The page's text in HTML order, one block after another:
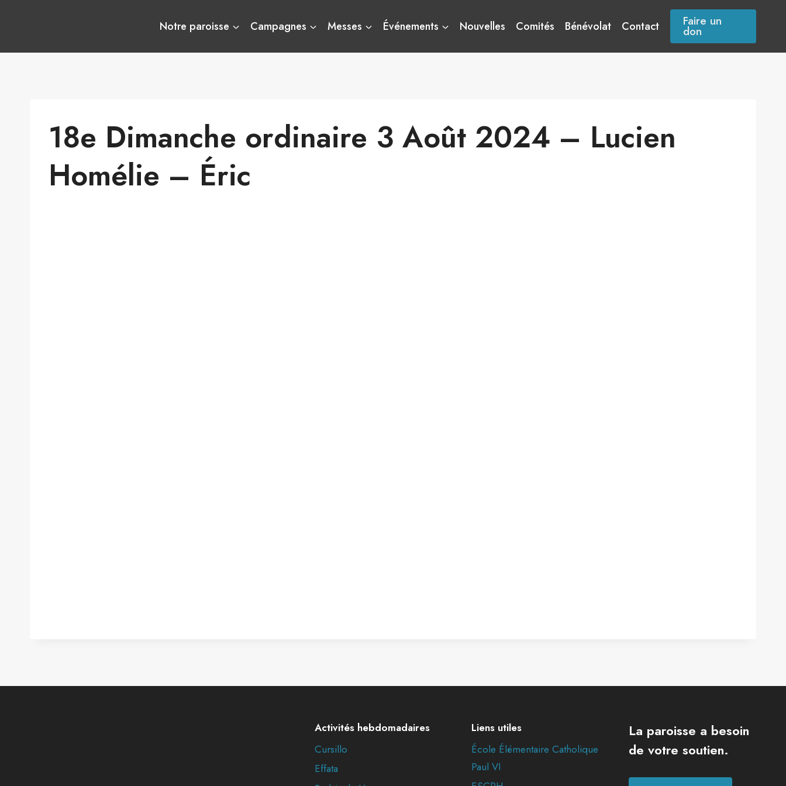
Notre paroisse Campagnes Messes Événements Nouvelles Comités Bénévolat Contact Faire un
don
18e Dimanche ordinaire 3 Août 2024 – Lucien
Homélie – Éric
Activités hebdomadaires
Cursillo
Effata
Liens utiles
École Élémentaire Catholique
Paul VI
La paroisse a besoin
de votre soutien.